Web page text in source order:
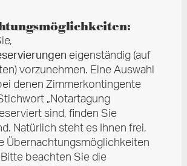
eigenständig (auf
vorzunehmen. Eine Auswahl
denen Zimmerkontingente
„Notartagung
sind, finden Sie
Natürlich steht es Ihnen frei,
Übernachtungsmöglichkeiten
beachten Sie die